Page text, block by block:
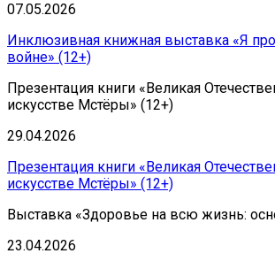
07.05.2026
Инклюзивная книжная выставка «Я
войне» (12+)
Презентация книги «Великая
искусстве Мстёры» (12+)
29.04.2026
Презентация книги «Великая
искусстве Мстёры» (12+)
Выставка «Здоровье на всю жизнь:
23.04.2026